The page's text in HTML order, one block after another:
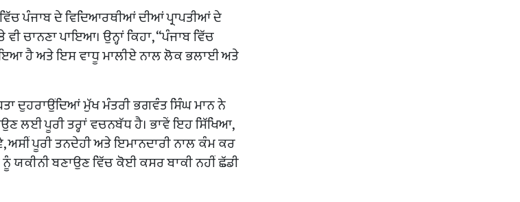
ਪੰਜਾਬ ਦੇ ਵਿਦਿਆਰਥੀਆਂ ਦੀਆਂ ਪ੍ਰਾਪਤੀਆਂ ਦੇ
ਚਾਨਣਾ ਪਾਇਆ। ਉਨ੍ਹਾਂ ਕਿਹਾ, “ਪੰਜਾਬ ਵਿੱਚ
ਹੈ ਅਤੇ ਇਸ ਵਾਧੂ ਮਾਲੀਏ ਨਾਲ ਲੋਕ ਭਲਾਈ ਅਤੇ
ਦੁਹਰਾਉਂਦਿਆਂ ਮੁੱਖ ਮੰਤਰੀ ਭਗਵੰਤ ਸਿੰਘ ਮਾਨ ਨੇ
ਲਈ ਪੂਰੀ ਤਰ੍ਹਾਂ ਵਚਨਬੱਧ ਹੈ। ਭਾਵੇਂ ਇਹ ਸਿੱਖਿਆ,
ਪੂਰੀ ਤਨਦੇਹੀ ਅਤੇ ਇਮਾਨਦਾਰੀ ਨਾਲ ਕੰਮ ਕਰ
ਯਕੀਨੀ ਬਣਾਉਣ ਵਿੱਚ ਕੋਈ ਕਸਰ ਬਾਕੀ ਨਹੀਂ ਛੱਡੀ